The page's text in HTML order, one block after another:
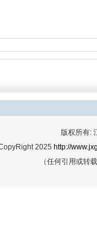
版权所有:
2025 http://
（任何引用或转